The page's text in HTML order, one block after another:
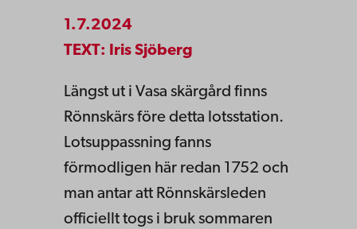
1.7.2024
TEXT: Iris Sjöberg
Längst ut i Vasa skärgård finns
Rönnskärs före detta lotsstation.
Lotsuppassning fanns
förmodligen här redan 1752 och
man antar att Rönnskärsleden
officiellt togs i bruk sommaren